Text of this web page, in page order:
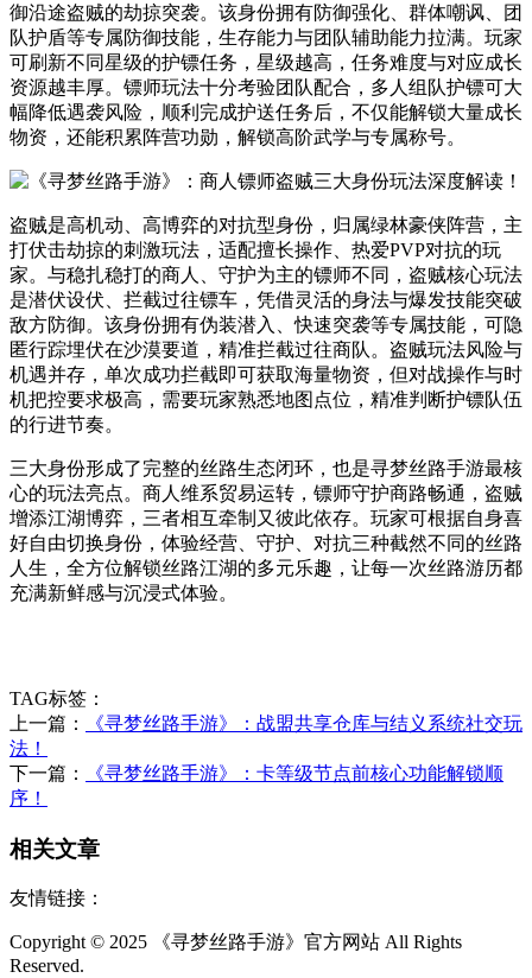
御沿途盗贼的劫掠突袭。该身份拥有防御强化、群体嘲讽、团
队护盾等专属防御技能，生存能力与团队辅助能力拉满。玩家
可刷新不同星级的护镖任务，星级越高，任务难度与对应成长
资源越丰厚。镖师玩法十分考验团队配合，多人组队护镖可大
幅降低遇袭风险，顺利完成护送任务后，不仅能解锁大量成长
物资，还能积累阵营功勋，解锁高阶武学与专属称号。
盗贼是高机动、高博弈的对抗型身份，归属绿林豪侠阵营，主
打伏击劫掠的刺激玩法，适配擅长操作、热爱PVP对抗的玩
家。与稳扎稳打的商人、守护为主的镖师不同，盗贼核心玩法
是潜伏设伏、拦截过往镖车，凭借灵活的身法与爆发技能突破
敌方防御。该身份拥有伪装潜入、快速突袭等专属技能，可隐
匿行踪埋伏在沙漠要道，精准拦截过往商队。盗贼玩法风险与
机遇并存，单次成功拦截即可获取海量物资，但对战操作与时
机把控要求极高，需要玩家熟悉地图点位，精准判断护镖队伍
的行进节奏。
三大身份形成了完整的丝路生态闭环，也是寻梦丝路手游最核
心的玩法亮点。商人维系贸易运转，镖师守护商路畅通，盗贼
增添江湖博弈，三者相互牵制又彼此依存。玩家可根据自身喜
好自由切换身份，体验经营、守护、对抗三种截然不同的丝路
人生，全方位解锁丝路江湖的多元乐趣，让每一次丝路游历都
充满新鲜感与沉浸式体验。
TAG标签：
上一篇：
《寻梦丝路手游》：战盟共享仓库与结义系统社交玩
法！
下一篇：
《寻梦丝路手游》：卡等级节点前核心功能解锁顺
序！
相关文章
友情链接：
Copyright © 2025 《寻梦丝路手游》官方网站 All Rights
Reserved.